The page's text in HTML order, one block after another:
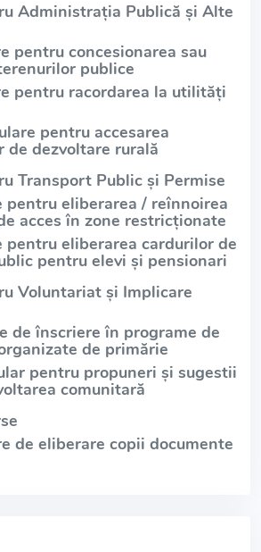
Administrația Publică și Alte
pentru concesionarea sau
publice
pentru racordarea la utilități
pentru accesarea
de dezvoltare rurală
Transport Public și Permise
pentru eliberarea / reînnoirea
acces în zone restricționate
pentru eliberarea cardurilor de
pentru elevi și pensionari
Voluntariat și Implicare
de înscriere în programe de
de primărie
pentru propuneri și sugestii
comunitară
de eliberare copii documente